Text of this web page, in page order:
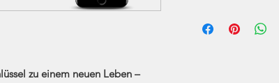
zu einem neuen Leben –